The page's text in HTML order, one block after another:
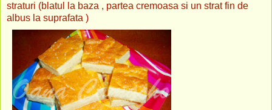
straturi (blatul la baza , partea cremoasa si un strat fin de
albus la suprafata )